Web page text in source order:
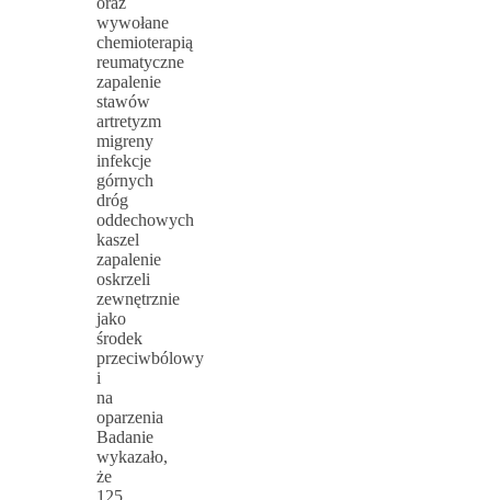
wywołane
chemioterapią
reumatyczne
zapalenie
stawów
artretyzm
migreny
infekcje
górnych
dróg
oddechowych
kaszel
zapalenie
oskrzeli
zewnętrznie
jako
środek
przeciwbólowy
i
na
oparzenia
Badanie
wykazało,
że
125